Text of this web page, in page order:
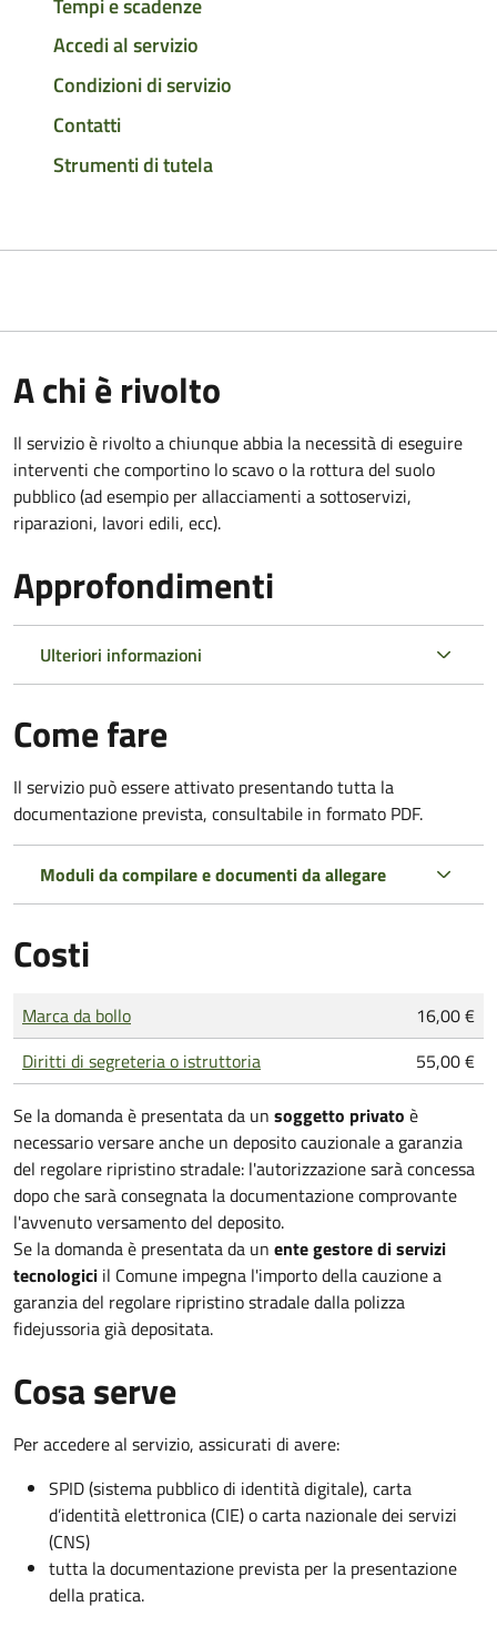
Accedi al servizio
Condizioni di servizio
Contatti
Strumenti di tutela
A chi è rivolto
Il servizio è rivolto a chiunque abbia la necessità di eseguire
interventi che comportino lo scavo o la rottura del suolo
pubblico (ad esempio per allacciamenti a sottoservizi,
riparazioni, lavori edili, ecc).
Approfondimenti
Ulteriori informazioni
Come fare
Il servizio può essere attivato presentando tutta la
documentazione prevista, consultabile in formato PDF.
Moduli da compilare e documenti da allegare
Costi
Tipo di pagamento
Importo
Marca da bollo
16,00 €
Diritti di segreteria o istruttoria
55,00 €
Se la domanda è presentata da un soggetto privato è
necessario versare anche un deposito cauzionale a garanzia
del regolare ripristino stradale: l'autorizzazione sarà concessa
dopo che sarà consegnata la documentazione comprovante
l'avvenuto versamento del deposito.
Se la domanda è presentata da un ente gestore di servizi
tecnologici il Comune impegna l'importo della cauzione a
garanzia del regolare ripristino stradale dalla polizza
fidejussoria già depositata.
Cosa serve
Per accedere al servizio, assicurati di avere:
SPID (sistema pubblico di identità digitale), carta
d’identità elettronica (CIE) o carta nazionale dei servizi
(CNS)
tutta la documentazione prevista per la presentazione
della pratica.